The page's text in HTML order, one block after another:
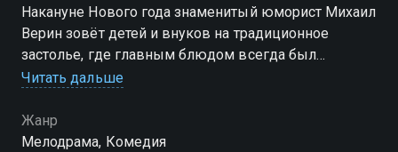
Накануне Нового года знаменитый юморист Михаил
Верин зовёт детей и внуков на традиционное
застолье, где главным блюдом всегда был
легендарный дедовский оливье. Но вместо
квартире юную чернокожую девушку — дедуля
называет её своей будущей женой. Такое заявление
Читать дальше
Жанр
Мелодрама, Комедия